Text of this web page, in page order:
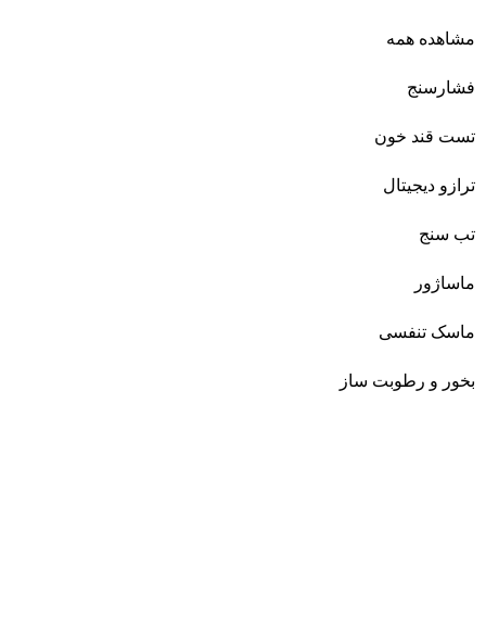
مشاهده همه
فشارسنج
تست قند خون
ترازو دیجیتال
تب سنج
ماساژور
ماسک تنفسی
بخور و رطوبت ساز